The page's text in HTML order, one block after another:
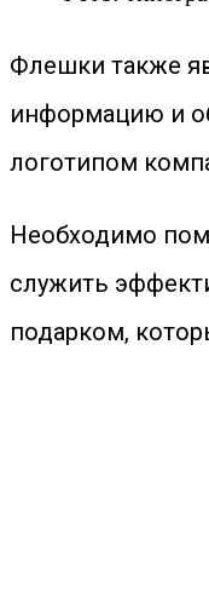
Флешки также
информацию и
логотипом
Необходимо
служить
подарком,